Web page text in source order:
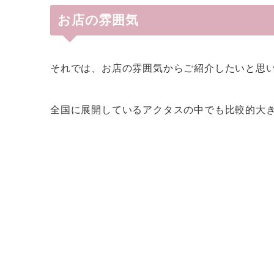
お店の雰囲気
それでは、お店の雰囲気からご紹介したいと思い
全国に展開しているアクタスの中でも比較的大